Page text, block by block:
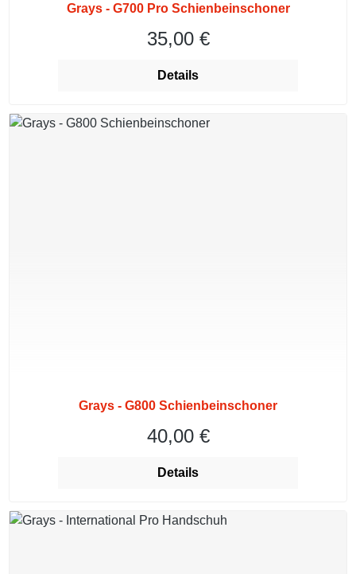
Grays - G700 Pro Schienbeinschoner
Regulärer Preis:
35,00 €
Details
Grays - G800 Schienbeinschoner
Regulärer Preis:
40,00 €
Details